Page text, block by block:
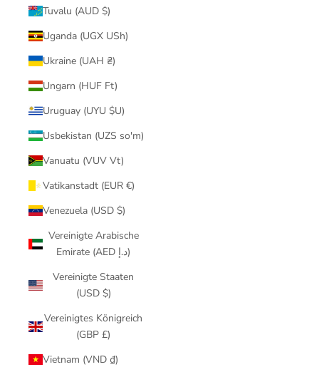
Tuvalu (AUD $)
Uganda (UGX USh)
Ukraine (UAH ₴)
Ungarn (HUF Ft)
Uruguay (UYU $U)
Usbekistan (UZS so'm)
Vanuatu (VUV Vt)
Vatikanstadt (EUR €)
Venezuela (USD $)
Vereinigte Arabische
Emirate (AED د.إ)
Vereinigte Staaten
(USD $)
Vereinigtes Königreich
(GBP £)
Vietnam (VND ₫)